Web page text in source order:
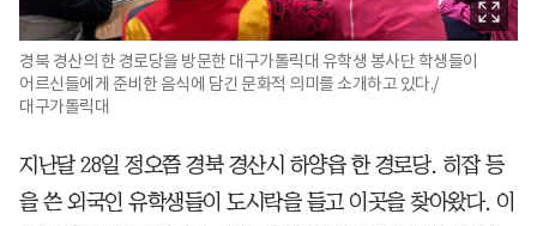
경북 경산의 한 경로당을 방문한 대구가톨릭대 유학생 봉사단 학생들이
어르신들에게 준비한 음식에 담긴 문화적 의미를 소개하고 있다./
대구가톨릭대
지난달 28일 정오쯤 경북 경산시 하양읍 한 경로당. 히잡 등
을 쓴 외국인 유학생들이 도시락을 들고 이곳을 찾아왔다. 이